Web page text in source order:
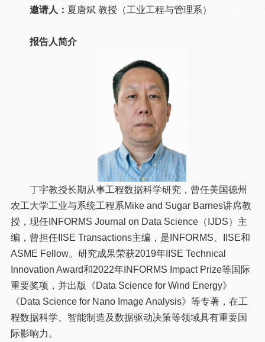
邀请人： 夏唐斌 教授（工业工程与管理系）
报告人简介
丁宇教授长期从事工程数据科学研究，曾任美国德州
农工大学工业与系统工程系Mike and Sugar Barnes讲席教
授，现任INFORMS Journal on Data Science（IJDS）主
编，曾担任IISE Transactions主编，是INFORMS、IISE和
ASME Fellow。研究成果荣获2019年IISE Technical
Innovation Award和2022年INFORMS Impact Prize等国际
重要奖项，并出版《Data Science for Wind Energy》
《Data Science for Nano Image Analysis》等专著，在工
程数据科学、智能制造及数据驱动决策等领域具有重要国
际影响力。